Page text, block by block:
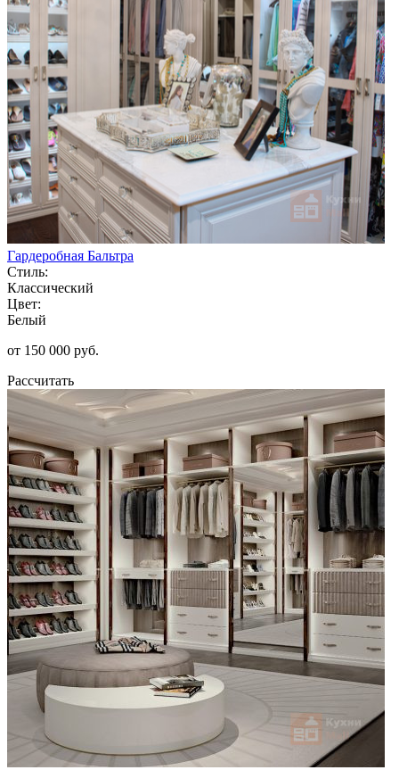
Гардеробная Бальтра
Стиль:
Классический
Цвет:
Белый
от 150 000 руб.
Рассчитать